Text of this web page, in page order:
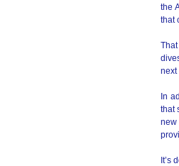
the
that
next
In
that
new
It’s